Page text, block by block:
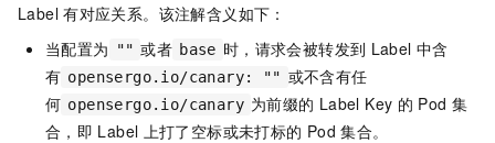
Label 有对应关系。该注解含义如下：
当配置为
"" 或者 base 时，请求会被转发到 Label 中含
有 opensergo.io/canary: "" 或不含有任
何 opensergo.io/canary 为前缀的 Label Key 的 Pod 集
合，即 Label 上打了空标或未打标的 Pod 集合。